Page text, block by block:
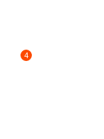
4